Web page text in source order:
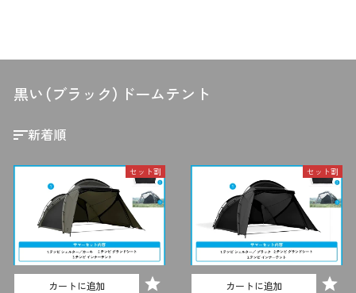
黒い（ブラック）ドームテント
並
え セット割
カートに追加
セット割
カートに追加